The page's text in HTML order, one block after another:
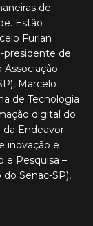
de
Estão
Furlan
presidente de
Marcelo
de Tecnologia
digital do
Endeavor
inovação e
e Pesquisa –
Senac-SP),